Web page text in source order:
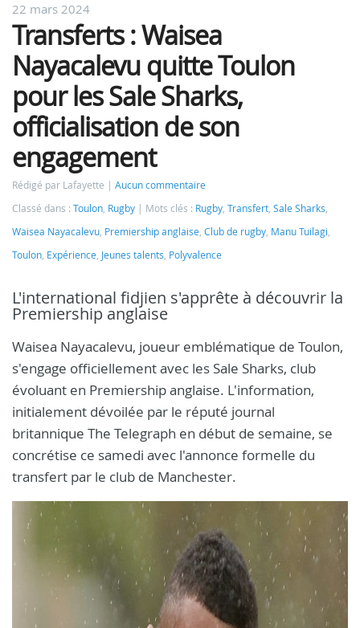
22 mars 2024
Transferts : Waisea
Nayacalevu quitte Toulon
pour les Sale Sharks,
officialisation de son
engagement
Rédigé par Lafayette
Aucun commentaire
Classé dans : Toulon, Rugby Mots clés : Rugby, Transfert, Sale Sharks,
Waisea Nayacalevu, Premiership anglaise, Club de rugby, Manu Tuilagi,
Toulon, Expérience, Jeunes talents, Polyvalence
L'international fidjien s'apprête à découvrir la
Premiership anglaise
Waisea Nayacalevu, joueur emblématique de Toulon,
s'engage officiellement avec les Sale Sharks, club
évoluant en Premiership anglaise. L'information,
initialement dévoilée par le réputé journal
britannique The Telegraph en début de semaine, se
concrétise ce samedi avec l'annonce formelle du
transfert par le club de Manchester.